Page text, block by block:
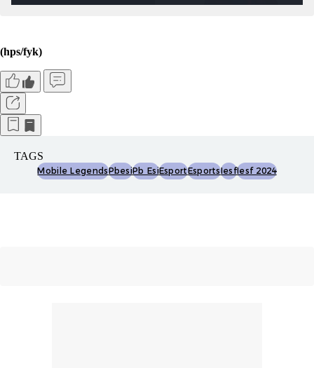
(hps/fyk)
TAGS
Mobile LegendsPbesiPb EsiEsportEsportsIesfIesf 2024